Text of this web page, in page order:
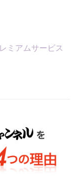
ミアムサービス